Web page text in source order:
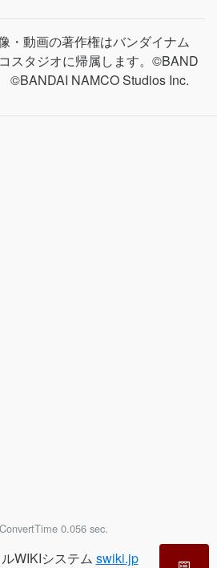
・動画の著作権はバンダイナム
スタジオに帰属します。©BAND
NAMCO Studios Inc.
0.056 sec.
WIKIシステム swiki.jp